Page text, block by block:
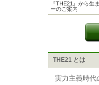
『THE21』から生
ーのご案内
THE21 とは
実力主義時代